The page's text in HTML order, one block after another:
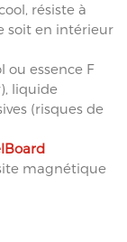
résiste à
soit en intérieur
ou essence F
liquide
(risques de
magnétique